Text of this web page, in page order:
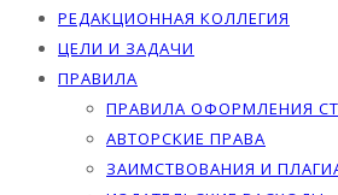
РЕДАКЦИОННАЯ КОЛЛЕГИЯ
ЦЕЛИ И ЗАДАЧИ
ПРАВИЛА
ПРАВИЛА ОФОРМЛЕНИЯ
АВТОРСКИЕ ПРАВА
ЗАИМСТВОВАНИЯ И